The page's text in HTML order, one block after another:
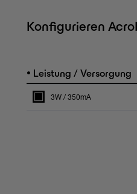
Konfigurieren
• Leistung / Versorgung
3W / 350mA